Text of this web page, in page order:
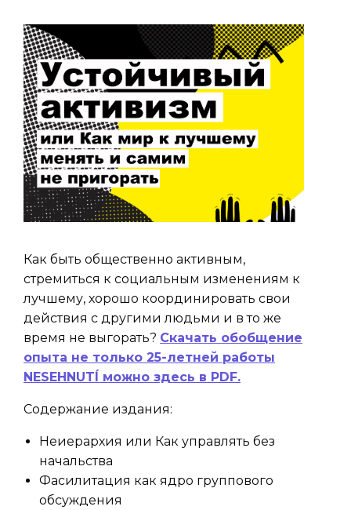
Как быть общественно активным,
стремиться к социальным изменениям к
лучшему, хорошо координировать свои
действия с другими людьми и в то же
время не выгорать? Скачать обобщение
опыта не только 25-летней работы
NESEHNUTÍ можно здесь в PDF.
Содержание издания:
Неиерархия или Как управлять без
начальства
Фасилитация как ядро группового
обсуждения